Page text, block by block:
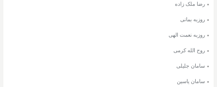
رضا ملک زاده
روزبه بمانی
روزبه نعمت الهی
روح الله کرمی
سامان جلیلی
سامان یاسین